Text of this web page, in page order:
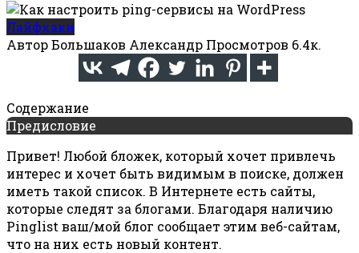
Лайфхаки
АвторБольшаков Александр Просмотров 6.4к.
Содержание
Предисловие
Привет! Любой бложек, который хочет привлечь
интерес и хочет быть видимым в поиске, должен
иметь такой список. В Интернете есть сайты,
которые следят за блогами. Благодаря наличию
Pinglist ваш/мой блог сообщает этим веб-сайтам,
что на них есть новый контент.